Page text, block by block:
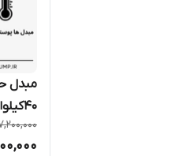
40کیلوات